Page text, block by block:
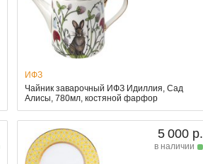
ИФЗ
Чайник заварочный ИФЗ Идиллия, Сад
Алисы, 780мл, костяной фарфор
5 000 р.
в наличии